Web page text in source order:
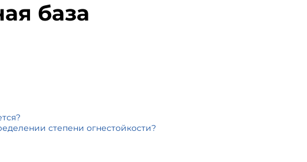
база
степени огнестойкости?